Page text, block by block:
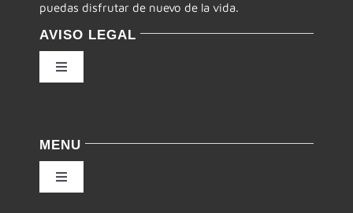
puedas disfrutar de nuevo de la vida.
AVISO LEGAL
Toggle
Navigation
Condiciones de uso
MENU
Toggle
Navigation